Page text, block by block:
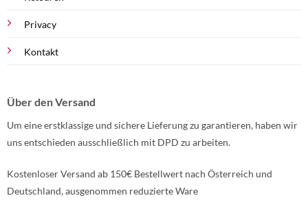
Privacy
Kontakt
Über den Versand
Um eine erstklassige und sichere Lieferung zu garantieren, haben wir
uns entschieden ausschließlich mit DPD zu arbeiten.
Kostenloser Versand ab 150€ Bestellwert nach Österreich und
Deutschland, ausgenommen reduzierte Ware